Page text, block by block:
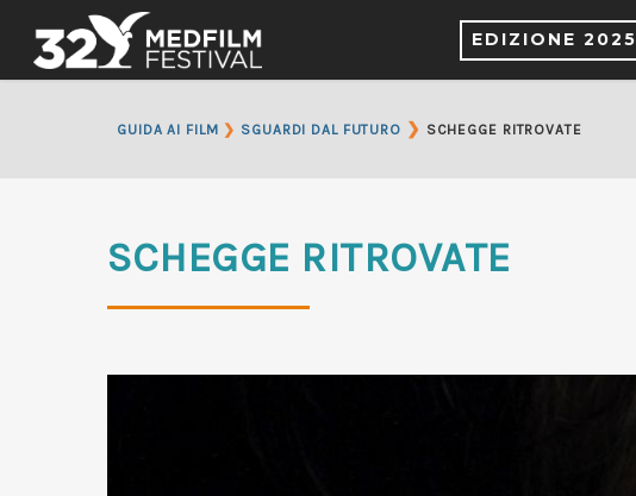
EDIZIONE 2025
GUIDA AI FILM ❯ SGUARDI DAL FUTURO ❯ SCHEGGE RITROVATE
SCHEGGE RITROVATE